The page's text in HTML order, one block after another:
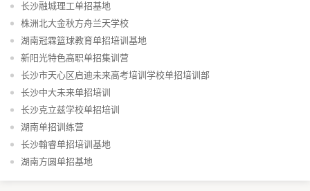
长沙融城理工单招基地
株洲北大金秋方舟兰天学校
湖南冠霖篮球教育单招培训基地
新阳光特色高职单招集训营
长沙市天心区启迪未来高考培训学校单招培训部
长沙中大未来单招培训
长沙克立兹学校单招培训
湖南单招训练营
长沙翰睿单招培训基地
湖南方圆单招基地